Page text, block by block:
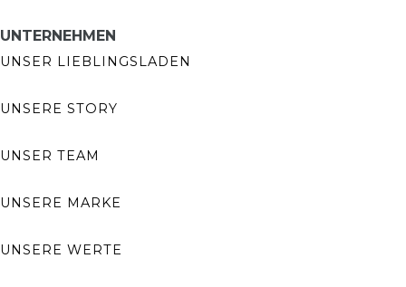
UNTERNEHMEN
UNSER LIEBLINGSLADEN
UNSERE STORY
UNSER TEAM
UNSERE MARKE
UNSERE WERTE